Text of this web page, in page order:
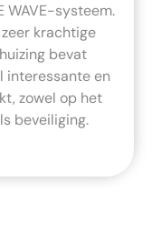
WAVE-systeem.
krachtige
bevat
interessante en
zowel op het
beveiliging.